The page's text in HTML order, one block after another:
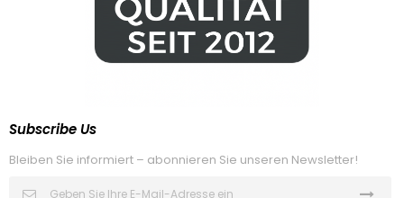
Subscribe Us
Bleiben Sie informiert – abonnieren Sie unseren Newsletter!